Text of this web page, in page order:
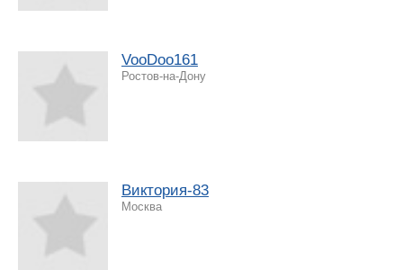
VooDoo161
Ростов-на-Дону
Виктория-83
Москва